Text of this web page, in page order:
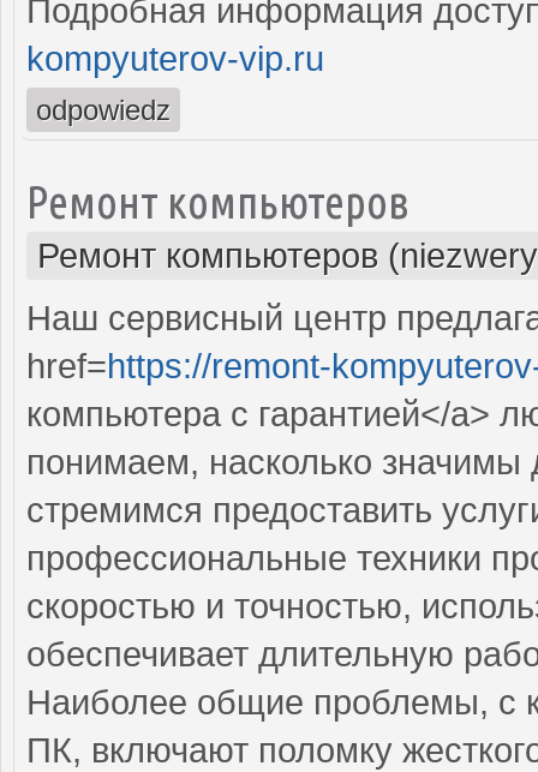
Подробная информация
kompyuterov-vip.ru
odpowiedz
Ремонт компьютеров
Ремонт компьютеров
Наш сервисный центр
href=https://remont-
компьютера с гарантией</a>
понимаем, насколько
стремимся предоставить
профессиональные техники
скоростью и точностью,
обеспечивает длительную
Наиболее общие проблемы, с
ПК, включают поломку